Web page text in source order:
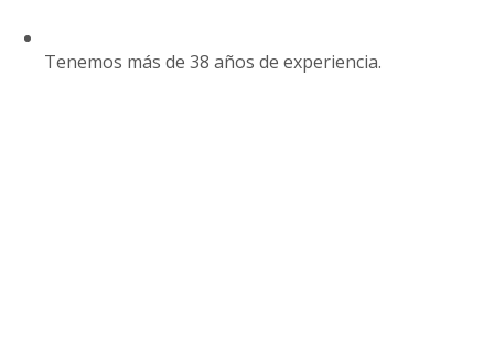
Tenemos más de 38 años de experiencia.